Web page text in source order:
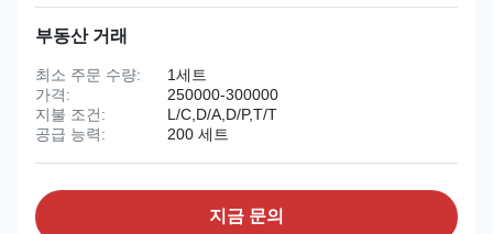
부동산 거래
최소 주문 수량:
1세트
가격:
250000-300000
지불 조건:
L/C,D/A,D/P,T/T
공급 능력:
200 세트
지금 문의